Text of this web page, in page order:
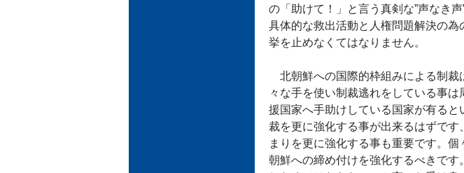
の「助けて！」と言う真剣な”声なき
具体的な救出活動と人権問題解決の
挙を止めなくてはなりません。
北朝鮮への国際的枠組みによる制裁
々な手を使い制裁逃れをしている事
援国家へ手助けしている国家が有る
裁を更に強化する事が出来るはずで
まりを更に強化する事も重要です。
朝鮮への締め付けを強化するべきで